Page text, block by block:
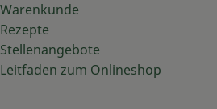
Warenkunde
Rezepte
Stellenangebote
Leitfaden zum Onlineshop